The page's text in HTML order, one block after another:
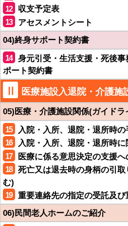
12 収支予定表
13
アセスメントシート
04)終身サポート契約書
14
身元引受・生活支援・死後
ポート契約書
Ⅱ 医療施設入退院・介護施
05)医療・介護施設関係(ガイドラ
15 入院・入所、退院・退所時
16 入院・入所、退院・退所時
17 医療に係る意思決定の支援へ
18
死亡又は退去時の身柄の引
む)
19
重要連絡先の指定の受託及
06)民間老人ホームのご紹介